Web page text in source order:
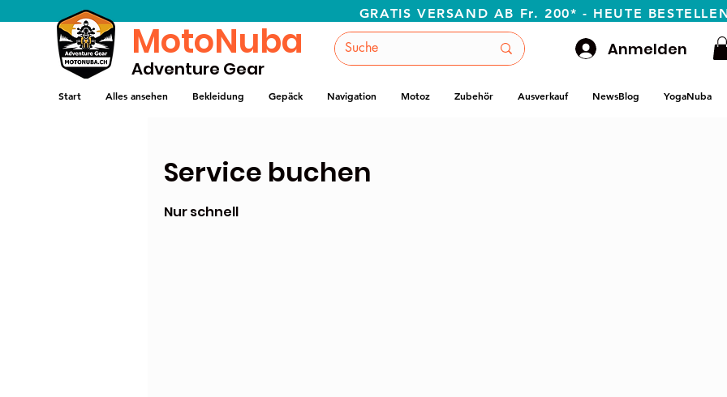
GRATIS VERSAND AB Fr. 200* - HEUTE
MotoNuba
Adventure Gear
Anmelden
Start Alles ansehen Bekleidung Gepäck Navigation Motoz Zubehör Ausverkauf NewsBlog YogaNuba
Service buchen
Nur schnell